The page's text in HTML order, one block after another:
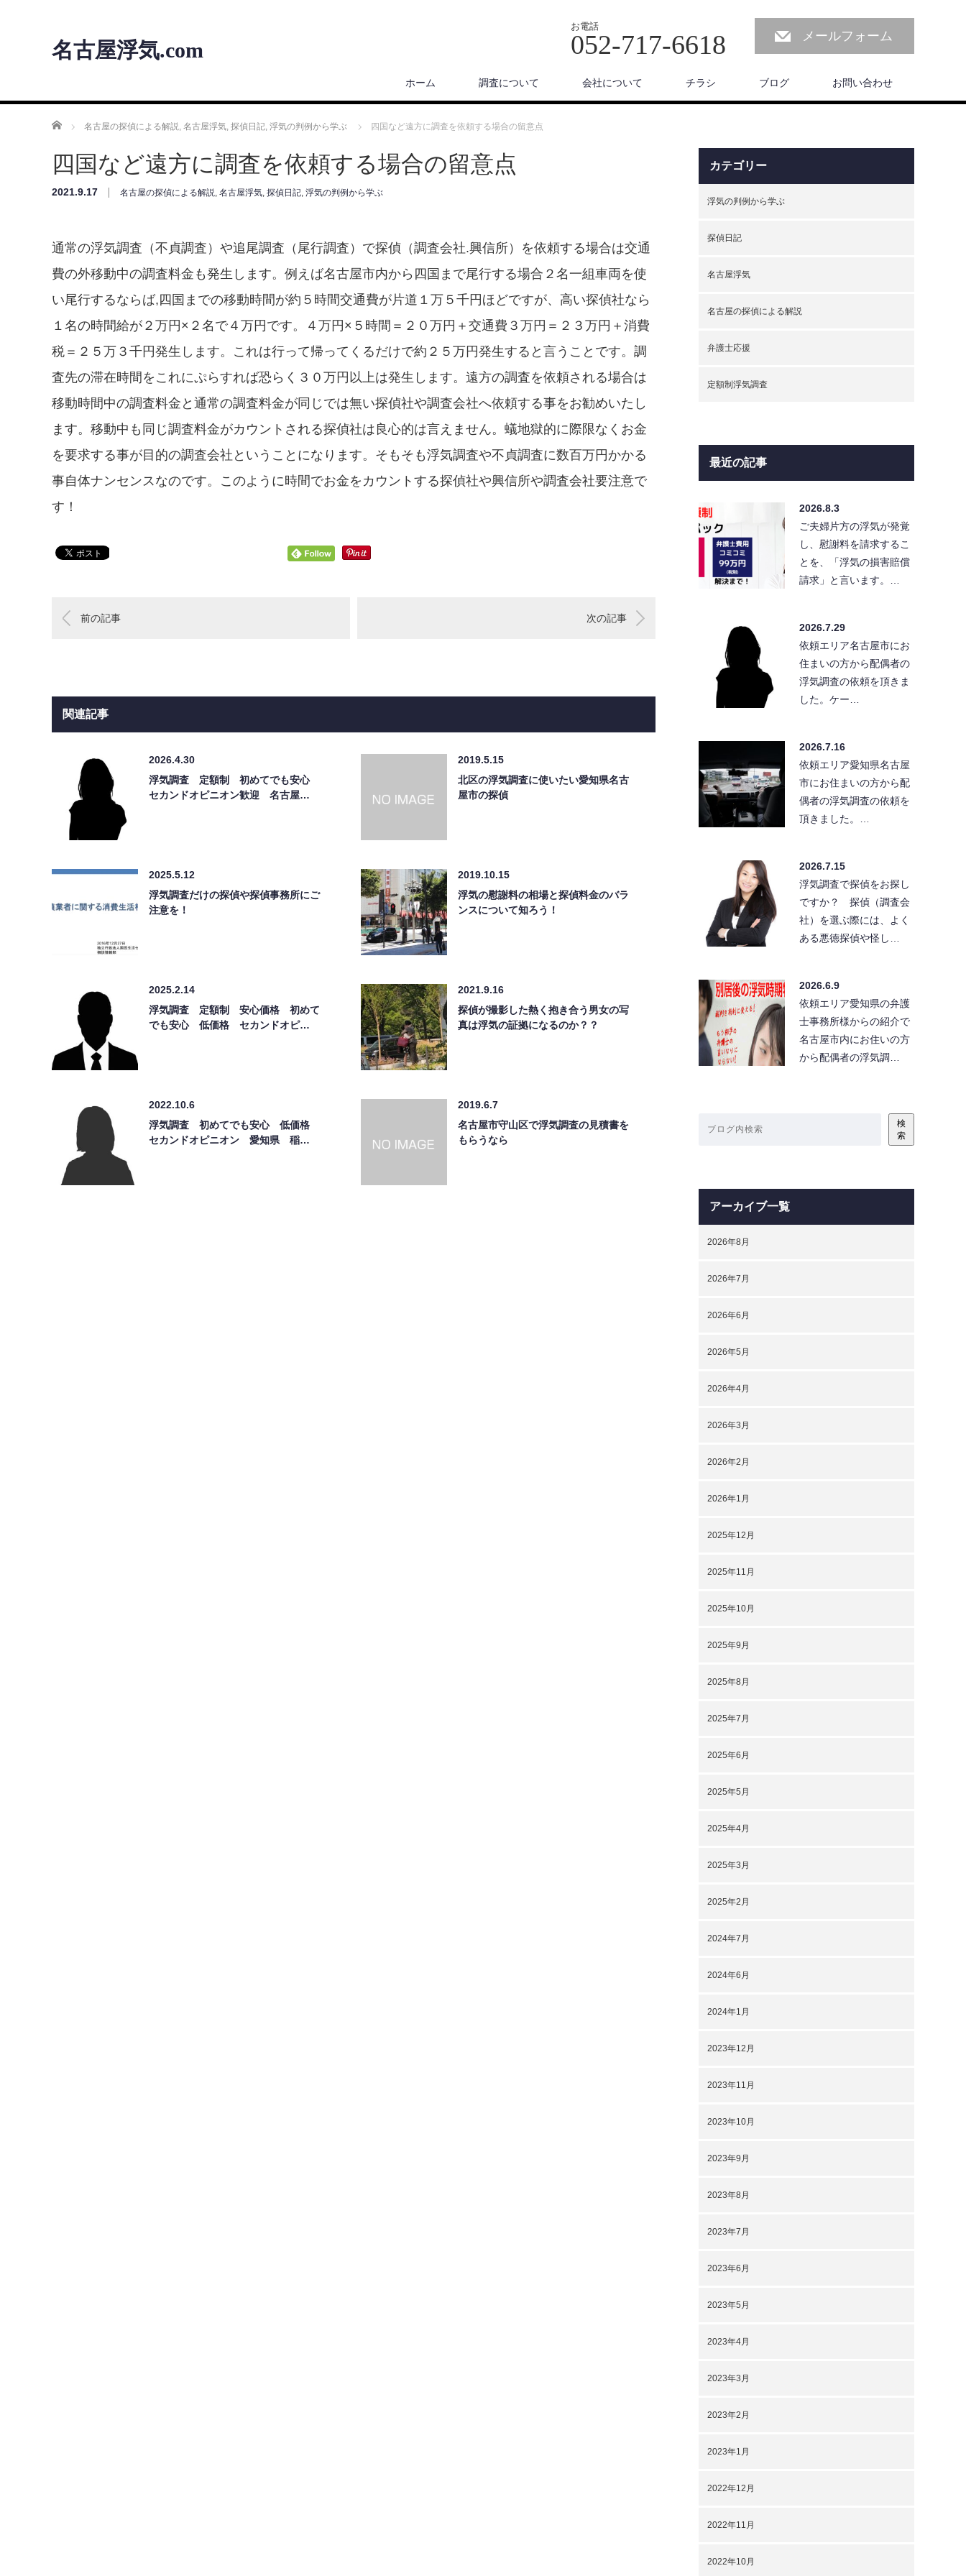
名古屋浮気.com
お電話
052-717-6618 メールフォーム
ホーム 調査について 会社について チラシ ブログ お問い合わせ
ホーム 名古屋の探偵による解説, 名古屋浮気, 探偵日記, 浮気の判例から学ぶ 四国など遠方に調査を依頼する場合の留意点
四国など遠方に調査を依頼する場合の留意点
2021.9.17 名古屋の探偵による解説, 名古屋浮気, 探偵日記, 浮気の判例から学ぶ
通常の浮気調査（不貞調査）や追尾調査（尾行調査）で探偵（調査会社.興信所）を依頼する場合は交通
費の外移動中の調査料金も発生します。例えば名古屋市内から四国まで尾行する場合２名一組車両を使
い尾行するならば,四国までの移動時間が約５時間交通費が片道１万５千円ほどですが、高い探偵社なら
１名の時間給が２万円×２名で４万円です。４万円×５時間＝２０万円＋交通費３万円＝２３万円＋消費
税＝２５万３千円発生します。これは行って帰ってくるだけで約２５万円発生すると言うことです。調
査先の滞在時間をこれにぷらすれば恐らく３０万円以上は発生します。遠方の調査を依頼される場合は
移動時間中の調査料金と通常の調査料金が同じでは無い探偵社や調査会社へ依頼する事をお勧めいたし
ます。移動中も同じ調査料金がカウントされる探偵社は良心的は言えません。蟻地獄的に際限なくお金
を要求する事が目的の調査会社ということになります。そもそも浮気調査や不貞調査に数百万円かかる
事自体ナンセンスなのです。このように時間でお金をカウントする探偵社や興信所や調査会社要注意で
す！
前の記事 次の記事
関連記事
2026.4.30
浮気調査 定額制 初めてでも安心
セカンドオピニオン歓迎 名古屋…
2019.5.15
北区の浮気調査に使いたい愛知県名古
屋市の探偵
2025.5.12
浮気調査だけの探偵や探偵事務所にご
注意を！
2019.10.15
浮気の慰謝料の相場と探偵料金のバラ
ンスについて知ろう！
2025.2.14
浮気調査 定額制 安心価格 初めて
でも安心 低価格 セカンドオピ…
2021.9.16
探偵が撮影した熱く抱き合う男女の写
真は浮気の証拠になるのか？？
2022.10.6
浮気調査 初めてでも安心 低価格
セカンドオピニオン 愛知県 稲…
2019.6.7
名古屋市守山区で浮気調査の見積書を
もらうなら
カテゴリー
浮気の判例から学ぶ
探偵日記
名古屋浮気
名古屋の探偵による解説
弁護士応援
定額制浮気調査
最近の記事
2026.8.3
ご夫婦片方の浮気が発覚
し、慰謝料を請求するこ
とを、「浮気の損害賠償
請求」と言います。…
2026.7.29
依頼エリア名古屋市にお
住まいの方から配偶者の
浮気調査の依頼を頂きま
した。ケー…
2026.7.16
依頼エリア愛知県名古屋
市にお住まいの方から配
偶者の浮気調査の依頼を
頂きました。…
2026.7.15
浮気調査で探偵をお探し
ですか？ 探偵（調査会
社）を選ぶ際には、よく
ある悪徳探偵や怪し…
2026.6.9
依頼エリア愛知県の弁護
士事務所様からの紹介で
名古屋市内にお住いの方
から配偶者の浮気調…
検
索
アーカイブ一覧
2026年8月
2026年7月
2026年6月
2026年5月
2026年4月
2026年3月
2026年2月
2026年1月
2025年12月
2025年11月
2025年10月
2025年9月
2025年8月
2025年7月
2025年6月
2025年5月
2025年4月
2025年3月
2025年2月
2024年7月
2024年6月
2024年1月
2023年12月
2023年11月
2023年10月
2023年9月
2023年8月
2023年7月
2023年6月
2023年5月
2023年4月
2023年3月
2023年2月
2023年1月
2022年12月
2022年11月
2022年10月